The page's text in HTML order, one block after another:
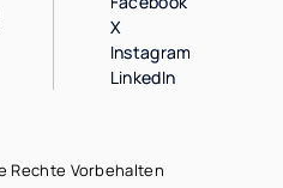
X
Instagram
LinkedIn
Rechte Vorbehalten